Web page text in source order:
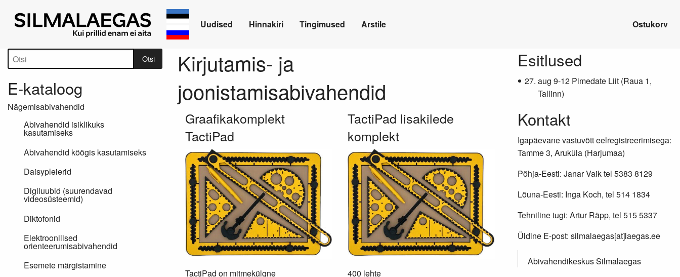
Uudised Hinnakiri Tingimused Arstile Ostukorv
Kirjutamis- ja
joonistamisabivahendid
Graafikakomplekt
TactiPad
TactiPad on mitmekülgne
TactiPad lisakilede
komplekt
400 lehte
Tootepuu Otsi
E-kataloog
Nägemisabivahendid
Abivahendid isiklikuks
kasutamiseks
Abivahendid köögis kasutamiseks
Daisypleierid
Digiluubid (suurendavad
videosüsteemid)
Diktofonid
Elektroonilised
orienteerumisabivahendid
Esemete märgistamine
Lisainfo
Esitlused
aug 9-12 Pimedate Liit (Raua 1,
Tallinn)
Kontakt
Igapäevane vastuvõtt eelregistreerimisega:
Tamme 3, Aruküla (Harjumaa)
Põhja-Eesti: Janar Vaik tel 5383 8129
Lõuna-Eesti: Inga Koch, tel 514 1834
Tehniline tugi: Artur Räpp, tel 515 5337
Üldine E-post: silmalaegas[at]laegas.ee
Abivahendikeskus Silmalaegas